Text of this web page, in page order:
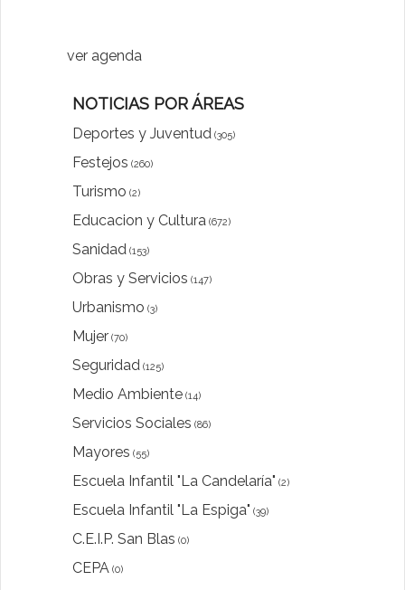
ver agenda
NOTICIAS POR ÁREAS
Deportes y Juventud (305)
Festejos (260)
Turismo (2)
Educacion y Cultura (672)
Sanidad (153)
Obras y Servicios (147)
Urbanismo (3)
Mujer (70)
Seguridad (125)
Medio Ambiente (14)
Servicios Sociales (86)
Mayores (55)
Escuela Infantil "La Candelaría" (2)
Escuela Infantil "La Espiga" (39)
C.E.I.P. San Blas (0)
CEPA (0)